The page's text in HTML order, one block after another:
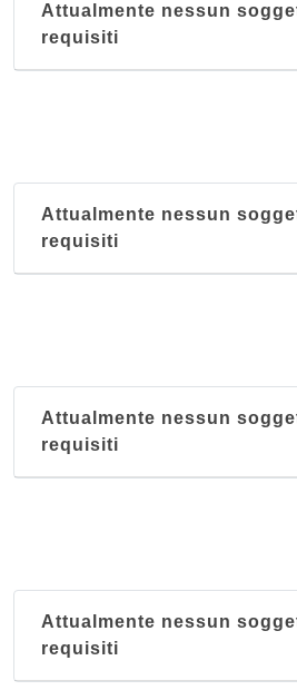
Attualmente nessun
requisiti
Attualmente nessun
requisiti
Attualmente nessun
requisiti
Attualmente nessun
requisiti